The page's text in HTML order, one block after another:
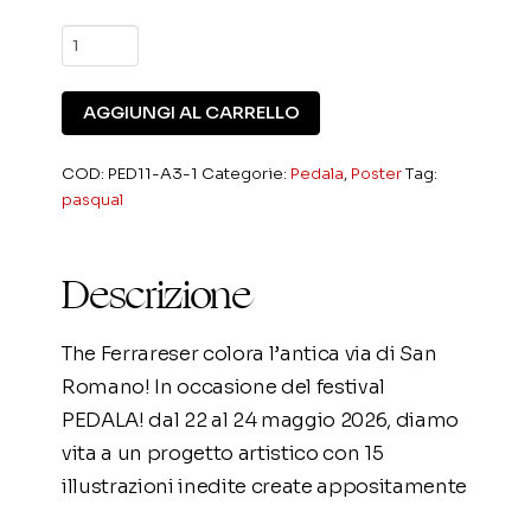
N.
12
PEDALA!
Francesca
Pasqual
per
AGGIUNGI AL CARRELLO
COD: PED11-A3-1 Categorie: Pedala, PosterTag:
pasqual
Descrizione
The Ferrareser colora l’antica via di San
Romano! In occasione del festival
PEDALA! dal 22 al 24 maggio 2026, diamo
vita a un progetto artistico con 15
illustrazioni inedite create appositamente